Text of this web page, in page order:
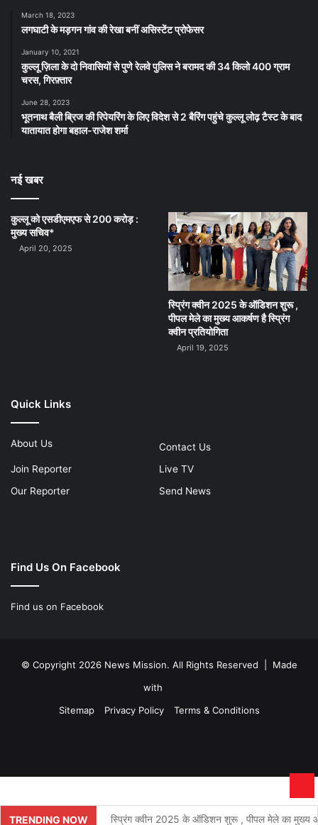
March 18, 2023
लगघाटी के मड़गन गांव की रेखा बनीं असिस्टेंट प्रोफेसर
January 10, 2021
कुल्लू ज़िला के दो निवासियों से पुणे रेलवे पुलिस ने बरामद की 34 किलो 400 ग्राम
चरस, गिरफ़्तार
June 28, 2023
भूतनाथ बैली ब्रिज की रिपेयरिंग के लिए विदेश से 2 बैरिंग पहुंचे कुल्लू लोढ़ टैस्ट के बाद
यातायात होगा बहाल-राजेश शर्मा
नई खबर
कुल्लू को एसडीएमएफ से 200 करोड़ :
मुख्य सचिव*
April 20, 2025
स्प्रिंग क्वीन 2025 के ऑडिशन शुरू ,
पीपल मेले का मुख्य आकर्षण है स्प्रिंग
क्वीन प्रतियोगिता
April 19, 2025
Quick Links
About Us
Contact Us
Join Reporter
Live TV
Our Reporter
Send News
Find Us On Facebook
Find us on Facebook
© Copyright 2026 News Mission. All Rights Reserved | Made
with
Sitemap
Privacy Policy Terms & Conditions
TRENDING NOW स्प्रिंग क्वीन 2025 के ऑडिशन शुरू , पीपल मेले का मुख्य